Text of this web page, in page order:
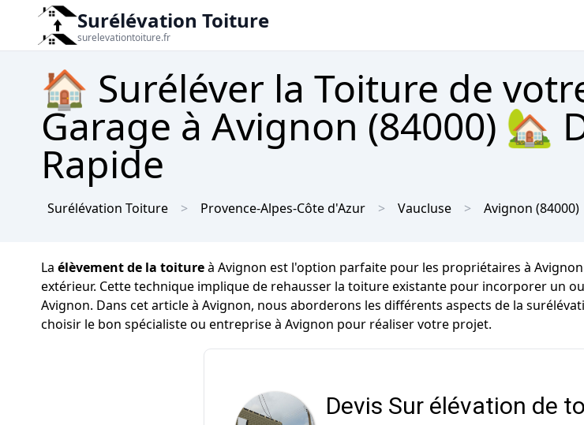
Surélévation Toiture
surelevationtoiture.fr
🏠 Suréléver la Toiture de
Garage à Avignon (84000) 🏡
Rapide
Surélévation Toiture Provence-Alpes-Côte d'Azur Vaucluse Avignon (84000)
La élèvement de la toitureà Avignon est l'option parfaite pour les propriétaires à
extérieur. Cette technique implique de rehausser la toiture existante pour incorporer un
Avignon. Dans cet article à Avignon, nous aborderons les différents aspects de la
choisir le bon spécialiste ou entreprise à Avignon pour réaliser votre projet.
Devis Sur élévation de